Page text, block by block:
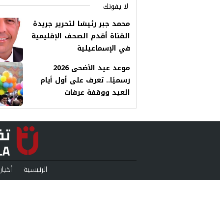
لا يفوتك
محمد جبر رئيسًا لتحرير جريدة
القناة أقدم الصحف الإقليمية
في الإسماعيلية
موعد عيد الأضحى 2026
رسميًا.. تعرف على أول أيام
العيد ووقفة عرفات
الرئيسية أخبار